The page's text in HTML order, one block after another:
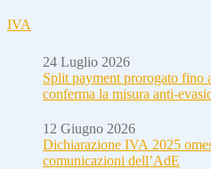
IVA
24 Luglio 2026
Split payment prorogato fino
conferma la misura anti-
12 Giugno 2026
Dichiarazione IVA 2025
comunicazioni dell’AdE